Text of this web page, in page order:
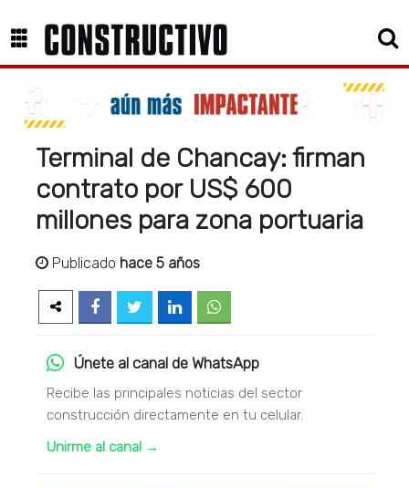
Terminal de Chancay: firman
contrato por US$ 600
millones para zona portuaria
Publicado hace 5 años
Únete al canal de WhatsApp
Recibe las principales noticias del sector
construcción directamente en tu celular.
Unirme al canal →